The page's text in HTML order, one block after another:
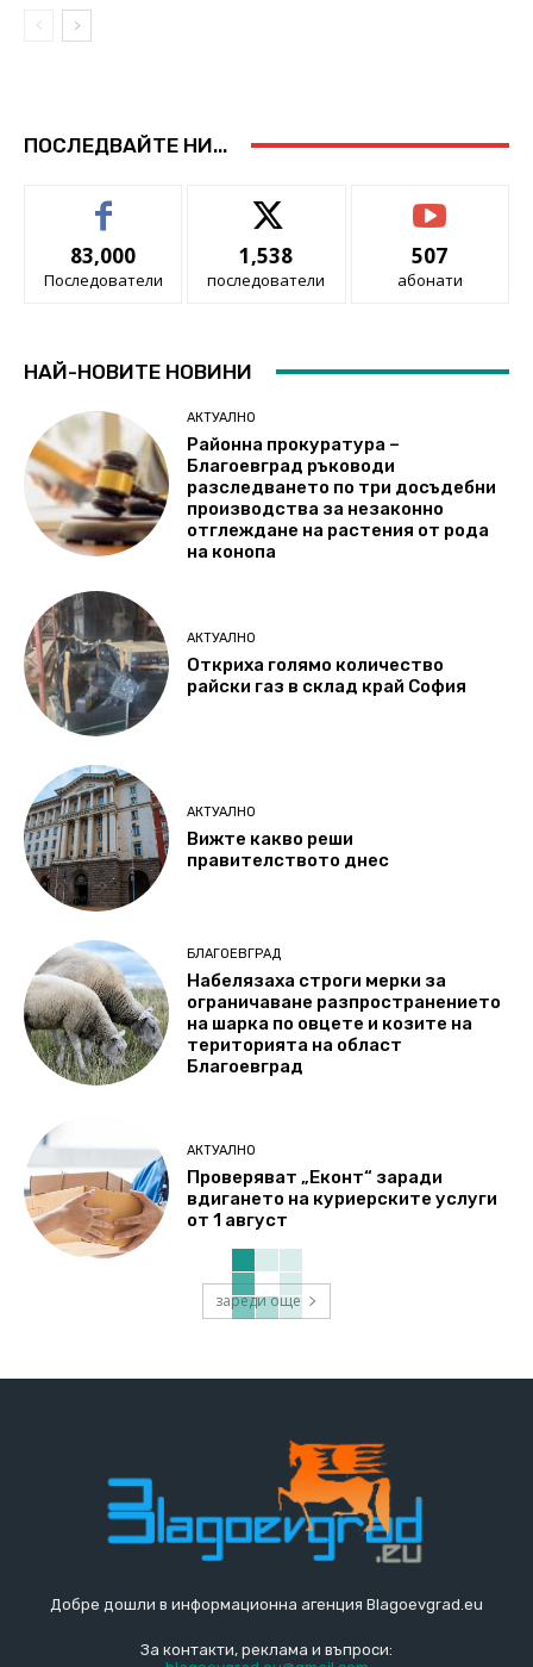
ПОСЛЕДВАЙТЕ НИ...
83,000
Последователи
1,538
последователи
507
абонати
НАЙ-НОВИТЕ НОВИНИ
АКТУАЛНО
Районна прокуратура –
Благоевград ръководи
разследването по три досъдебни
производства за незаконно
отглеждане на растения от рода
на конопа
АКТУАЛНО
Откриха голямо количество
райски газ в склад край София
АКТУАЛНО
Вижте какво реши
правителството днес
БЛАГОЕВГРАД
Набелязаха строги мерки за
ограничаване разпространението
на шарка по овцете и козите на
територията на област
Благоевград
АКТУАЛНО
Проверяват „Еконт“ заради
вдигането на куриерските услуги
от 1 август
зареди още
Добре дошли в информационна агенция Blagoevgrad.eu
За контакти, реклама и въпроси: